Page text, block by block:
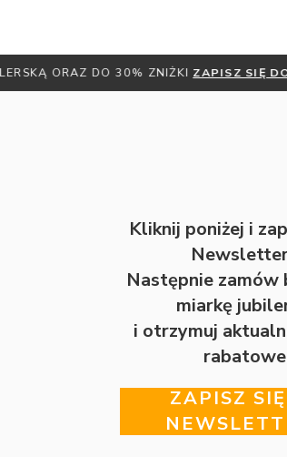
DO NEWSLETTERA
Kliknij poniżej i
Następnie zamów
miarkę
i otrzymuj
ZAPISZ